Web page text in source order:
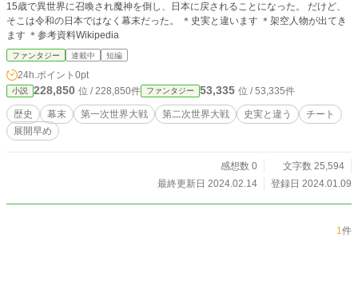
15歳で異世界に召喚され魔神を倒し、日本に戻されることになった。 だけど、
そこは令和の日本ではなく幕末だった。 ＊史実と違います ＊架空人物が出てき
ます ＊参考資料Wikipedia
ファンタジー 連載中 短編
24h.ポイント 0pt
小説 228,850 位 / 228,850件 ファンタジー 53,335 位 / 53,335件
歴史 幕末 第一次世界大戦 第二次世界大戦 史実と違う
チート
展開早め
感想数 0
文字数 25,594
最終更新日 2024.02.14
登録日 2024.01.09
1件